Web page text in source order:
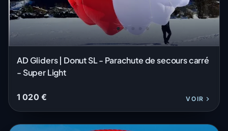
AD Gliders | Donut SL - Parachute de secours carré
- Super Light
1 020 € VOIR